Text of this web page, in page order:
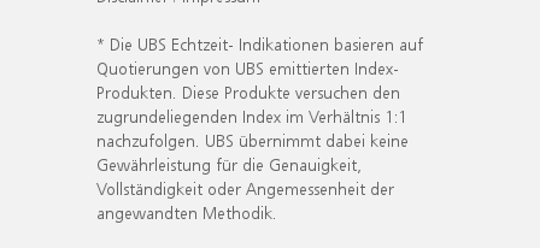
* Die UBS Echtzeit- Indikationen basieren auf
Quotierungen von UBS emittierten Index-
Produkten. Diese Produkte versuchen den
zugrundeliegenden Index im Verhältnis 1:1
nachzufolgen. UBS übernimmt dabei keine
Gewährleistung für die Genauigkeit,
Vollständigkeit oder Angemessenheit der
angewandten Methodik.